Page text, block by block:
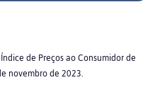
de Preços ao Consumidor de
novembro de 2023.